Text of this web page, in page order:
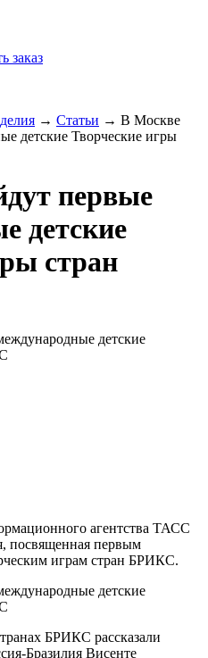
заказ
→ Статьи → В Москве
детские Творческие игры
первые
детские
стран
агентства ТАСС
посвященная первым
играм стран БРИКС.
БРИКС рассказали
Бразилия Висенте